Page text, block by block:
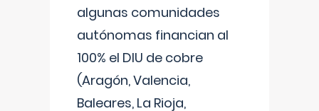
algunas comunidades
autónomas financian al
100% el DIU de cobre
(Aragón, Valencia,
Baleares, La Rioja,